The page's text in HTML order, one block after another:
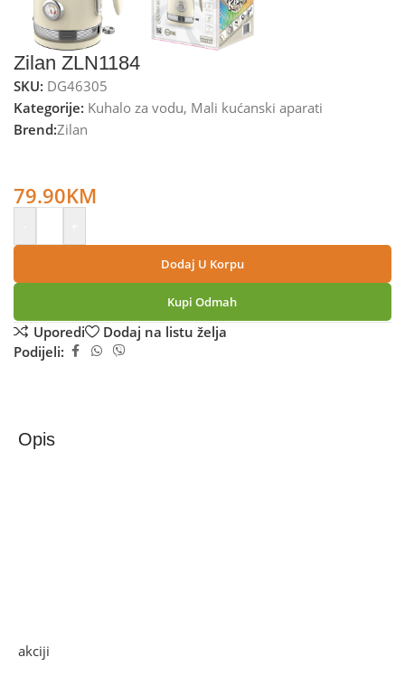
Zilan ZLN1184
SKU: DG46305
Kategorije: Kuhalo za vodu, Mali kućanski aparati
Brend:Zilan
79.90KM
Dodaj U Korpu
Kupi Odmah
Uporedi
Dodaj na listu želja
Podijeli:
Opis
akciji